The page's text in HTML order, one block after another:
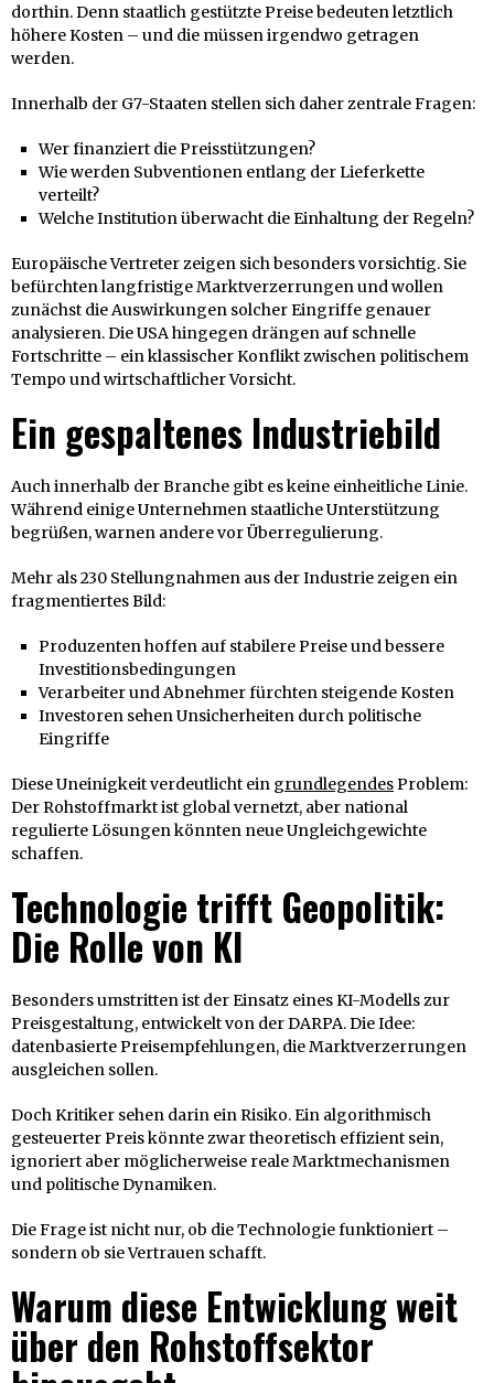
dorthin. Denn staatlich gestützte Preise bedeuten letztlich
höhere Kosten – und die müssen irgendwo getragen
werden.
Innerhalb der G7-Staaten stellen sich daher zentrale Fragen:
Wer finanziert die Preisstützungen?
Wie werden Subventionen entlang der Lieferkette
verteilt?
Welche Institution überwacht die Einhaltung der Regeln?
Europäische Vertreter zeigen sich besonders vorsichtig. Sie
befürchten langfristige Marktverzerrungen und wollen
zunächst die Auswirkungen solcher Eingriffe genauer
analysieren. Die USA hingegen drängen auf schnelle
Fortschritte – ein klassischer Konflikt zwischen politischem
Tempo und wirtschaftlicher Vorsicht.
Ein gespaltenes Industriebild
Auch innerhalb der Branche gibt es keine einheitliche Linie.
Während einige Unternehmen staatliche Unterstützung
begrüßen, warnen andere vor Überregulierung.
Mehr als 230 Stellungnahmen aus der Industrie zeigen ein
fragmentiertes Bild:
Produzenten hoffen auf stabilere Preise und bessere
Investitionsbedingungen
Verarbeiter und Abnehmer fürchten steigende Kosten
Investoren sehen Unsicherheiten durch politische
Eingriffe
Diese Uneinigkeit verdeutlicht ein grundlegendesProblem:
Der Rohstoffmarkt ist global vernetzt, aber national
regulierte Lösungen könnten neue Ungleichgewichte
schaffen.
Technologie trifft Geopolitik:
Die Rolle von KI
Besonders umstritten ist der Einsatz eines KI-Modells zur
Preisgestaltung, entwickelt von der DARPA. Die Idee:
datenbasierte Preisempfehlungen, die Marktverzerrungen
ausgleichen sollen.
Doch Kritiker sehen darin ein Risiko. Ein algorithmisch
gesteuerter Preis könnte zwar theoretisch effizient sein,
ignoriert aber möglicherweise reale Marktmechanismen
und politische Dynamiken.
Die Frage ist nicht nur, ob die Technologie funktioniert –
sondern ob sie Vertrauen schafft.
Warum diese Entwicklung weit
über den Rohstoffsektor